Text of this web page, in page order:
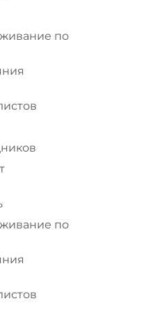
по
по